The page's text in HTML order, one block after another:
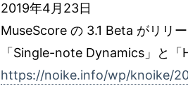
2019年4月23日
MuseScore の 3.1 Beta がリリ
「Single-note Dynamics」と
https://noike.info/wp/knoike/